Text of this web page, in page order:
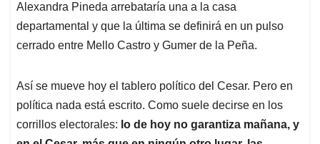
Alexandra Pineda arrebataría una a la casa
departamental y que la última se definirá en un pulso
cerrado entre Mello Castro y Gumer de la Peña.
Así se mueve hoy el tablero político del Cesar. Pero en
política nada está escrito. Como suele decirse en los
corrillos electorales: lo de hoy no garantiza mañana, y